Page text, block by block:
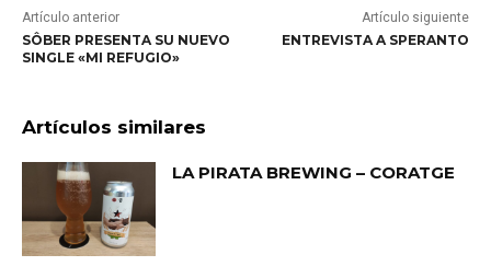
Artículo anterior
SÔBER PRESENTA SU NUEVO
SINGLE «MI REFUGIO»
Artículo siguiente
ENTREVISTA A SPERANTO
Artículos similares
LA PIRATA BREWING – CORATGE